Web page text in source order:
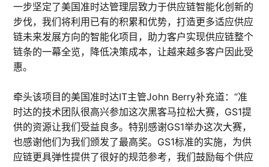
一步坚定了美国准时达管理层致力于供应链智能化创新的
步伐，我们将利用已有的积累和优势，打造更多适应供应
链未来发展方向的智能化项目，助力客户实现供应链整个
链条的一幕全览，降低决策成本，让越来越多客户因此受
惠。
牵头该项目的美国准时达IT主管John Berry补充道：“准
时达的技术团队很高兴参加这次黑客马拉松大赛，GS1提
供的资源让我们受益良多。特别感谢GS1举办这次大赛，
也感谢他们为我们颁发了最高奖。GS1标准的实施，为供
应链更具弹性提供了很好的规范参考，我们鼓励每个供应